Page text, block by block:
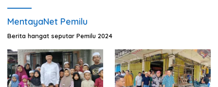
MentayaNet Pemilu
Berita hangat seputar Pemilu 2024